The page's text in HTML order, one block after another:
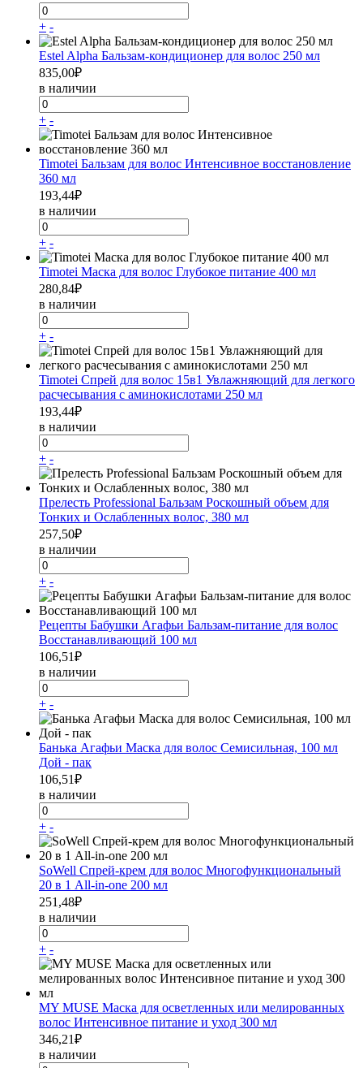
+ -
Estel Alpha Бальзам-кондиционер для волос 250 мл
835,00₽
в наличии
+ -
Timotei Бальзам для волос Интенсивное восстановление
360 мл
193,44₽
в наличии
+ -
Timotei Маска для волос Глубокое питание 400 мл
280,84₽
в наличии
+ -
Timotei Спрей для волос 15в1 Увлажняющий для легкого
расчесывания с аминокислотами 250 мл
193,44₽
в наличии
+ -
Прелесть Professional Бальзам Роскошный объем для
Тонких и Ослабленных волос, 380 мл
257,50₽
в наличии
+ -
Рецепты Бабушки Агафьи Бальзам-питание для волос
Восстанавливающий 100 мл
106,51₽
в наличии
+ -
Банька Агафьи Маска для волос Семисильная, 100 мл
Дой - пак
106,51₽
в наличии
+ -
SoWell Спрей-крем для волос Многофункциональный
20 в 1 All-in-one 200 мл
251,48₽
в наличии
+ -
MY MUSE Маска для осветленных или мелированных
волос Интенсивное питание и уход 300 мл
346,21₽
в наличии